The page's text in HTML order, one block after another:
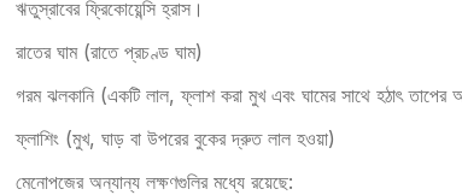
ঋতুস্রাবের ফ্রিকোয়েন্সি হ্রাস।
রাতের ঘাম (রাতে প্রচণ্ড ঘাম)
গরম ঝলকানি (একটি লাল, ফ্লাশ করা মুখ এবং ঘামের সাথে হঠাৎ তাপের
ফ্লাশিং (মুখ, ঘাড় বা উপরের বুকের দ্রুত লাল হওয়া)
মেনোপজের অন্যান্য লক্ষণগুলির মধ্যে রয়েছে: